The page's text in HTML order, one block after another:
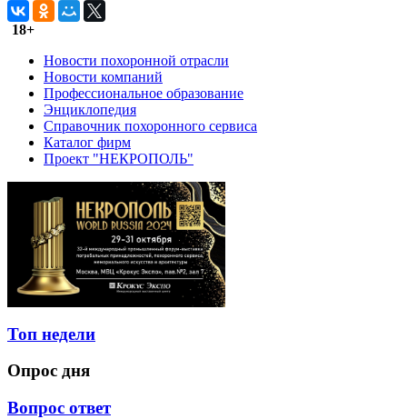
18+
Новости похоронной отрасли
Новости компаний
Профессиональное образование
Энциклопедия
Справочник похоронного сервиса
Каталог фирм
Проект "НЕКРОПОЛЬ"
Топ недели
Опрос дня
Вопрос ответ